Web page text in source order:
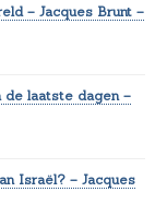
– Jacques Brunt –
laatste dagen –
Israël? – Jacques